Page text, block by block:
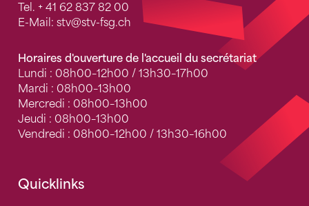
Tel. + 41 62 837 82 00
E-Mail: stv@stv-fsg.ch
Horaires d'ouverture de l'accueil du secrétariat
Lundi : 08h00–12h00 / 13h30–17h00
Mardi : 08h00–13h00
Mercredi : 08h00–13h00
Jeudi : 08h00–13h00
Vendredi : 08h00–12h00 / 13h30–16h00
Quicklinks